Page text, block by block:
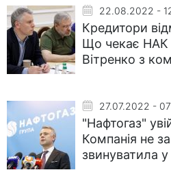
22.08.2022 -
Кредитори
Що чекає НАК
Вітренко з
27.07.2022 -
"Нафтогаз"
Компанія не
звинуватила